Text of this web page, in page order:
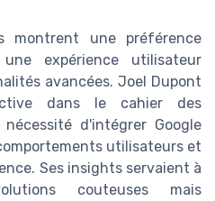
montrent une préférence
expérience utilisateur
avancées. Joel Dupont
dans le cahier des
d'intégrer Google
utilisateurs et
Ses insights servaient à
couteuses mais